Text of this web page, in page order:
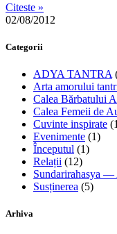
Citeste »
02/08/2012
Categorii
ADYA TANTRA
Arta amorului
Calea Bărbatului
Calea Femeii de
Cuvinte inspirate
Evenimente (1)
Începutul (1)
Relații (12)
Sundarirahasya
Susținerea (5)
Arhiva